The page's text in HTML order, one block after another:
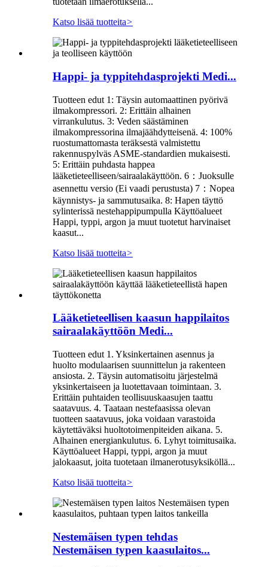
Katso lisää tuotteita>
Happi- ja typpitehdasprojekti Medi...
Tuotteen edut 1: Täysin automaattinen pyörivä
ilmakompressori. 2: Erittäin alhainen
virrankulutus. 3: Veden säästäminen
ilmakompressorina ilmajäähdytteisenä. 4: 100%
ruostumattomasta teräksestä valmistettu
rakennuspylväs ASME-standardien mukaisesti.
5: Erittäin puhdasta happea
lääketieteelliseen/sairaalakäyttöön. 6：Juoksulle
asennettu versio (Ei vaadi perustusta) 7：Nopea
käynnistys- ja sammutusaika. 8: Hapen täyttö
sylinterissä nestehappipumpulla Käyttöalueet
Happi, typpi, argon ja muut tuotetut harvinaiset
kaasut...
Katso lisää tuotteita>
Lääketieteellisen kaasun happilaitos
sairaalakäyttöön Medi...
Tuotteen edut 1. Yksinkertainen asennus ja
huolto modulaarisen suunnittelun ja rakenteen
ansiosta. 2. Täysin automatisoitu järjestelmä
yksinkertaiseen ja luotettavaan toimintaan. 3.
Erittäin puhtaiden teollisuuskaasujen taattu
saatavuus. 4. Taataan nestefaasissa olevan
tuotteen saatavuus, joka voidaan varastoida
käytettäväksi huoltotoimenpiteiden aikana. 5.
Alhainen energiankulutus. 6. Lyhyt toimitusaika.
Käyttöalueet Happi, typpi, argon ja muut
jalokaasut, joita tuotetaan ilmanerotusyksiköllä...
Katso lisää tuotteita>
Nestemäisen typen tehdas
Nestemäisen typen kaasulaitos...